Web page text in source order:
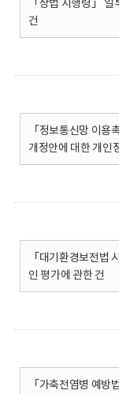
「상법 시행령」
건
「정보통신망 이
개정안에 대한 개인
「대기환경보전법
인 평가에 관한 건
「가축전염병 예